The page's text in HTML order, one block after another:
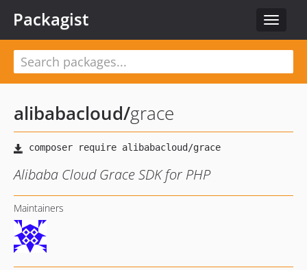
Toggle
Packagist
alibabacloud/grace
Alibaba Cloud Grace SDK for PHP
Maintainers